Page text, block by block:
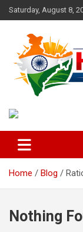
Skip
to
Saturday, August 8,
Home Blog
Nothing